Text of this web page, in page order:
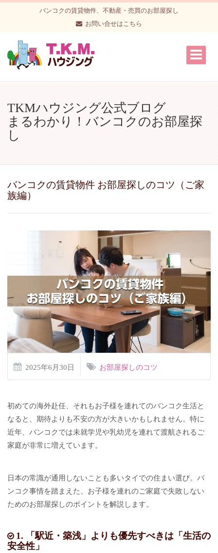
バンコクの賃貸物件、不動産・売買のお部屋探し
お問い合せはこちら
TKMハウジング公式ブログ
まるわかり！バンコクのお部屋探
し
バンコクの賃貸物件 お部屋探しのコツ（ご家
族編）
2025年6月30日 お部屋探しのコツ
初めての海外赴任、それもお子様を連れてのバンコク生活と
なると、期待よりも不安の方が大きいかもしれません。特に
近年、バンコクでは未就学児や乳幼児を連れて渡航されるご
家庭が非常に増えています。
日本の常識が通用しないことも多いタイでの住まい選び。バ
ンコク事情を踏まえた、お子様を連れのご家庭で失敗しない
ためのお部屋探しのポイントを解説します。
1. 「駅近・築浅」よりも優先すべきは「生活の
安全性」